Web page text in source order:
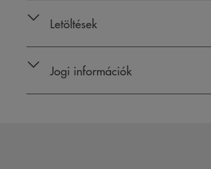
Letöltések
Jogi információk